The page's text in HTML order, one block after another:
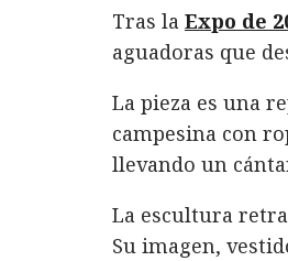
c
e
b
o
o
k
it
te
r
n
k
e
d
I
n
Tras la Expo de
aguadoras que
La pieza es una
campesina con
llevando un
La escultura
Su imagen,